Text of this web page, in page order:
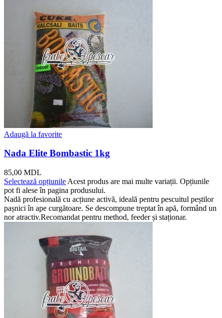
Adaugă la favorite
Nada Elite Bombastic 1kg
85,00 MDL
Selectează opțiunile Acest produs are mai multe variații. Opțiunile
pot fi alese în pagina produsului.
Nadă profesională cu acțiune activă, ideală pentru pescuitul peștilor
pașnici în ape curgătoare. Se descompune treptat în apă, formând un
nor atractiv.Recomandat pentru method, feeder și staționar.